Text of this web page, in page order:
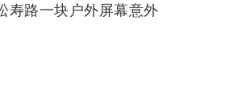
寿路一块户外屏幕意外